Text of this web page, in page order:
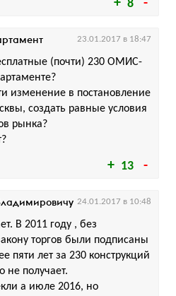
8
13
(почти) 230 ОМИС-
изменение в постановление
создать равные условия
рынка?
23.01.2017 в 18:47
В 2011 году , без
торгов были подписаны
пяти лет за 230 конструкций
не получает.
а июле 2016, но
24.01.2017 в 10:48